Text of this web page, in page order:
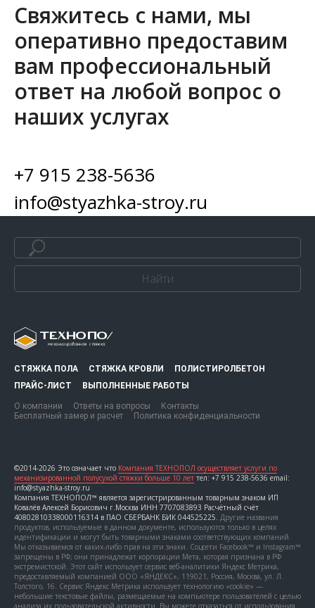
Свяжитесь с нами, мы
оперативно предоставим
вам профессиональный
ответ на любой вопрос о
наших услугах
+7 915 238-5636
info@styazhka-stroy.ru
Найти
СТЯЖКА ПОЛА СТЯЖКА КРОВЛИ
ПОЛИСТИРОЛБЕТОН
ПРАЙС-ЛИСТ
ВЫПОЛНЕННЫЕ РАБОТЫ
О компании Ответы на вопросы
Контакты
Бесплатный замер и расчет
Политика конфиденциальности
©2014-2026 Это означает что Компания ТЕХНОПОЛ осуществляет услуги по
механизированной полусухой стяжки больше 10 лет тел: +7 915 238-5636 email:
info@styazhka-stroy.ru
Компания ТЕХНОПОЛ™ является зарегистрированным товарным знаком ИП
Ковалёв Алексей Борисович г.Москва ИНН 7707083893 Расчётный счёт
40802810338000116314 в ПАО СБЕРБАНК БИК 044525225. Другие названия
продуктов, используемые в данном документе, используются только в целях
идентификации и могут быть товарными знаками соответствующих компаний.
Мы отказываемся от каких-либо прав на эти знаки. Соцсети Facebook™ и Instagram™
запрещены в РФ; они принадлежат корпорации Мета, которая признана в РФ
экстремистской. Этот сайт использует сервис веб-аналитики Яндекс Метрика,
предоставляемый компанией ООО «ЯНДЕКС», 119021, Россия, Москва, ул. Л.
Толстого, 16. Сервис Яндекс Метрика использует технологию «cookie» —
небольшие текстовые файлы, размещаемые на компьютере пользователей с целью
анализа их пользовательской активности. Вы можете отказаться от использования